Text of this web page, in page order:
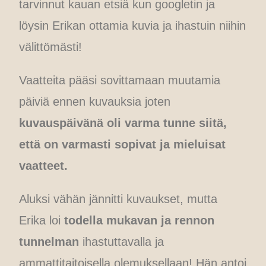
tarvinnut kauan etsiä kun googletin ja
löysin Erikan ottamia kuvia ja ihastuin niihin
välittömästi!
Vaatteita pääsi sovittamaan muutamia
päiviä ennen kuvauksia joten
kuvauspäivänä oli varma tunne siitä,
että on varmasti sopivat ja mieluisat
vaatteet.
Aluksi vähän jännitti kuvaukset, mutta
Erika loitodella mukavan ja rennon
tunnelman ihastuttavalla ja
ammattitaitoisella olemuksellaan! Hän antoi